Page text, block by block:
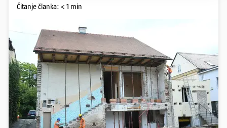
Čitanje članka: < 1 min